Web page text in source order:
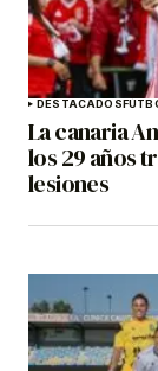
DESTACADOS
La canaria
los 29 años
lesiones